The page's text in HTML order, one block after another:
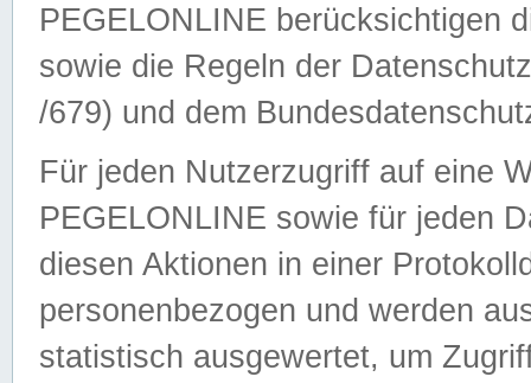
PEGELONLINE berücksichtigen
sowie die Regeln der
/679) und dem
Für jeden Nutzerzugriff auf eine
PEGELONLINE sowie für jeden
diesen Aktionen in einer
personenbezogen und werden
statistisch ausgewertet, um